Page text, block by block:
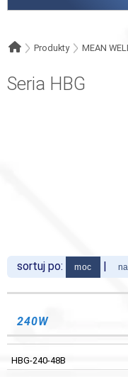
Produkty MEAN
Seria HBG
sortuj po: moc |
240W
HBG-240-48B
48 V DC
HBG-240-48B